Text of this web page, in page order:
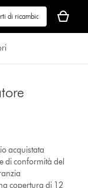
carrello
è
acquistata
di conformità del
copertura di 12